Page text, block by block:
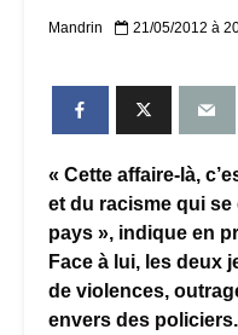
Mandrin 21/05/2012 à
« Cette affaire-là,
et du racisme qui
pays », indique en
Face à lui, les deux
de violences,
envers des policiers.